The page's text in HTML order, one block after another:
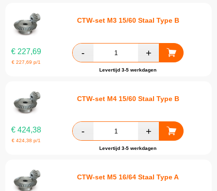
CTW-set M3 15/60 Staal Type B
€ 227,69
€227,69 p/1
Levertijd 3-5 werkdagen
CTW-set M4 15/60 Staal Type B
€ 424,38
€424,38 p/1
Levertijd 3-5 werkdagen
CTW-set M5 16/64 Staal Type A